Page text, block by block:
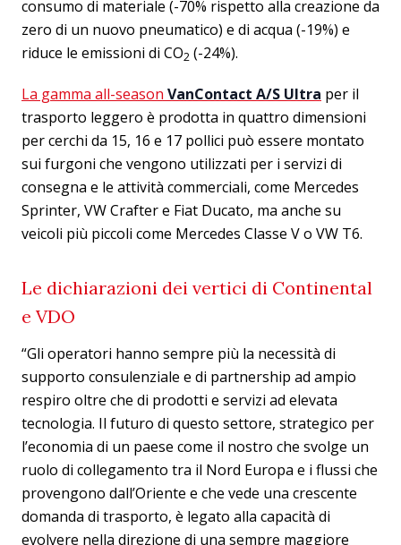
consumo di materiale (-70% rispetto alla creazione da
zero di un nuovo pneumatico) e di acqua (-19%) e
riduce le emissioni di CO2 (-24%).
La gamma all-season VanContact A/S Ultra per il
trasporto leggero è prodotta in quattro dimensioni
per cerchi da 15, 16 e 17 pollici può essere montato
sui furgoni che vengono utilizzati per i servizi di
consegna e le attività commerciali, come Mercedes
Sprinter, VW Crafter e Fiat Ducato, ma anche su
veicoli più piccoli come Mercedes Classe V o VW T6.
Le dichiarazioni dei vertici di Continental
e VDO
“Gli operatori hanno sempre più la necessità di
supporto consulenziale e di partnership ad ampio
respiro oltre che di prodotti e servizi ad elevata
tecnologia. Il futuro di questo settore, strategico per
l’economia di un paese come il nostro che svolge un
ruolo di collegamento tra il Nord Europa e i flussi che
provengono dall’Oriente e che vede una crescente
domanda di trasporto, è legato alla capacità di
evolvere nella direzione di una sempre maggiore